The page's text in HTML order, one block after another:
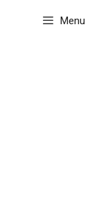
Menu